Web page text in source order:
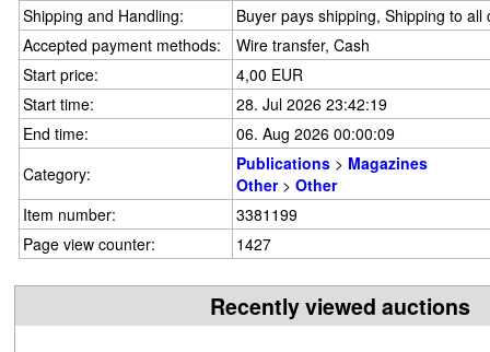
Shipping and Handling:
Buyer pays shipping, Shipping to
Accepted payment methods:
Wire transfer, Cash
Start price:
4,00 EUR
Start time:
28. Jul 2026 23:42:19
End time:
06. Aug 2026 00:00:09
Category:
Publications > Magazines
Other> Other
Item number:
3381199
Page view counter:
1427
Recently viewed auctions